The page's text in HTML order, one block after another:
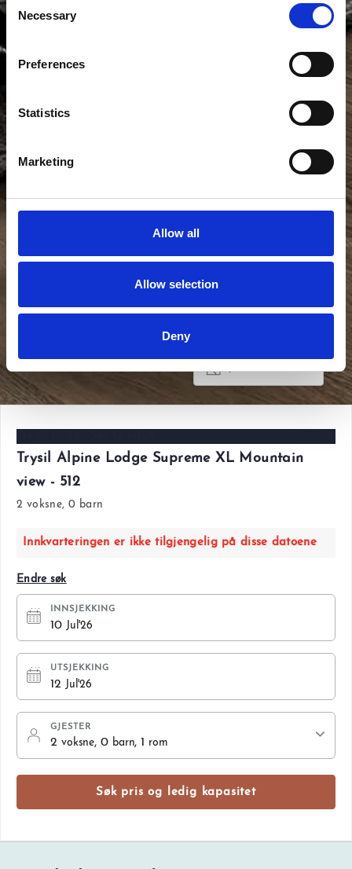
Selection
Necessary
Preferences
Statistics
Marketing
Allow all
Allow selection
Deny
Vis alle bilder
Trysil Alpine Lodge Supreme XL Mountain
view - 512
2 voksne, 0 barn
Innkvarteringen er ikke tilgjengelig på disse datoene
Endre søk
INNSJEKKING
10 Jul'26
UTSJEKKING
12 Jul'26
GJESTER
2 voksne, 0 barn, 1 rom
Søk pris og ledig kapasitet